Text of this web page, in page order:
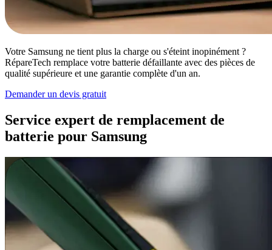
Votre Samsung ne tient plus la charge ou s'éteint inopinément ?
RépareTech remplace votre batterie défaillante avec des pièces de
qualité supérieure et une garantie complète d'un an.
Demander un devis gratuit
Service expert de remplacement de
batterie pour Samsung